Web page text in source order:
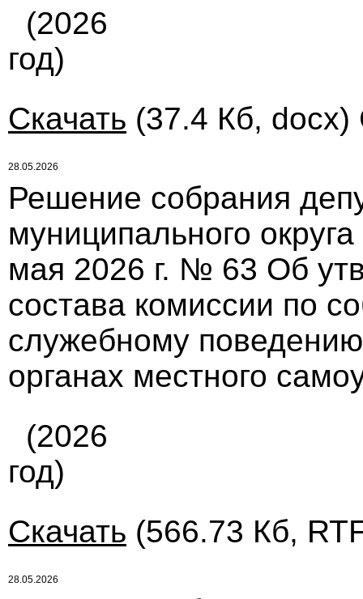
(2026
год)
Скачать (37.4 Кб, docx)
28.05.2026
Решение собрания
муниципального
мая 2026 г. № 63 Об
состава комиссии по
служебному
органах местного
(2026
год)
Скачать (566.73 Кб,
28.05.2026